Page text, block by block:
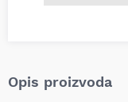
Opis proizvoda